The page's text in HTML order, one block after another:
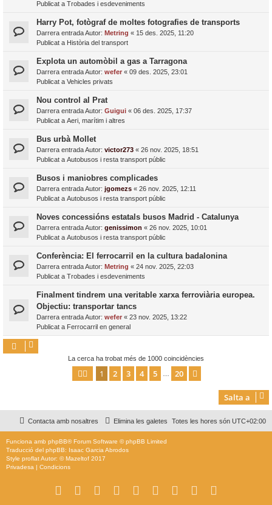
Publicat a Trobades i esdeveniments
Harry Pot, fotògraf de moltes fotografies de transports
Darrera entrada Autor: Metring « 15 des. 2025, 11:20
Publicat a Història del transport
Explota un automòbil a gas a Tarragona
Darrera entrada Autor: wefer « 09 des. 2025, 23:01
Publicat a Vehicles privats
Nou control al Prat
Darrera entrada Autor: Guigui « 06 des. 2025, 17:37
Publicat a Aeri, marítim i altres
Bus urbà Mollet
Darrera entrada Autor: victor273 « 26 nov. 2025, 18:51
Publicat a Autobusos i resta transport públic
Busos i maniobres complicades
Darrera entrada Autor: jgomezs « 26 nov. 2025, 12:11
Publicat a Autobusos i resta transport públic
Noves concessións estatals busos Madrid - Catalunya
Darrera entrada Autor: genissimon « 26 nov. 2025, 10:01
Publicat a Autobusos i resta transport públic
Conferència: El ferrocarril en la cultura badalonina
Darrera entrada Autor: Metring « 24 nov. 2025, 22:03
Publicat a Trobades i esdeveniments
Finalment tindrem una veritable xarxa ferroviària europea.
Objectiu: transportar tancs
Darrera entrada Autor: wefer « 23 nov. 2025, 13:22
Publicat a Ferrocarril en general
La cerca ha trobat més de 1000 coincidències
Pàgina de 20
1 2 3 4 5 20
Salta a
Totes les hores són UTC+02:00
Elimina les galetes
Contacta amb nosaltres
Funciona amb phpBB® Forum Software © phpBB Limited
Traducció del phpBB: Isaac Garcia Abrodos
Style proflatAutor: ©Mazeltof 2017
Privadesa | Condicions